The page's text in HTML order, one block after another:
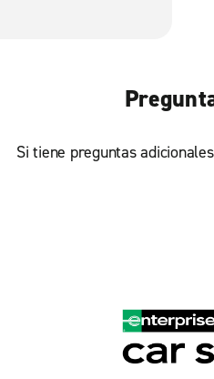
Si tiene preguntas